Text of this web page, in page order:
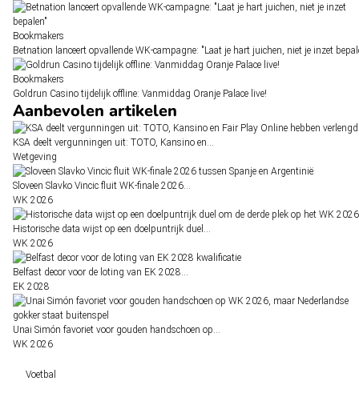
Bookmakers
Betnation lanceert opvallende WK-campagne: "Laat je hart juichen, niet je inzet
Bookmakers
Goldrun Casino tijdelijk offline: Vanmiddag Oranje Palace live!
Aanbevolen artikelen
KSA deelt vergunningen uit: TOTO, Kansino en…
Wetgeving
Sloveen Slavko Vincic fluit WK-finale 2026…
WK 2026
Historische data wijst op een doelpuntrijk duel…
WK 2026
Belfast decor voor de loting van EK 2028…
EK 2028
Unai Simón favoriet voor gouden handschoen op…
WK 2026
Voetbal